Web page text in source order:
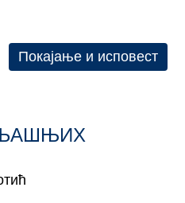
Покајање и исповест